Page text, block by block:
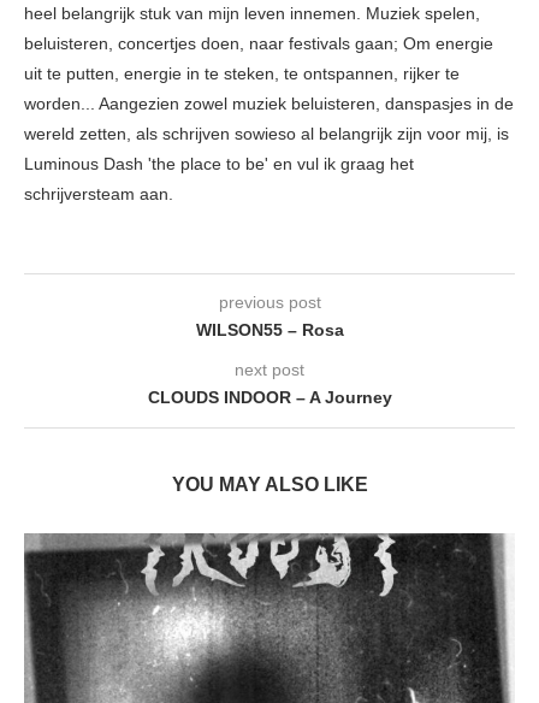
heel belangrijk stuk van mijn leven innemen. Muziek spelen,
beluisteren, concertjes doen, naar festivals gaan; Om energie
uit te putten, energie in te steken, te ontspannen, rijker te
worden... Aangezien zowel muziek beluisteren, danspasjes in de
wereld zetten, als schrijven sowieso al belangrijk zijn voor mij, is
Luminous Dash 'the place to be' en vul ik graag het
schrijversteam aan.
previous post
WILSON55 – Rosa
next post
CLOUDS INDOOR – A Journey
YOU MAY ALSO LIKE